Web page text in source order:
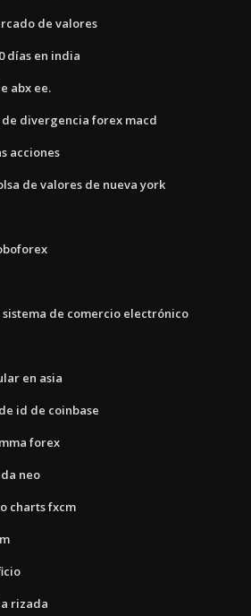
de valores
días en india
abx ee.
divergencia forex macd
acciones
de valores de nueva york
de comercio electrónico
en asia
id de coinbase
forex
neo
charts fxcm
rizada